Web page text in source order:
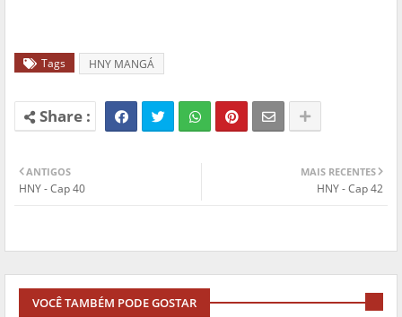
Tags HNY MANGÁ
MAIS RECENTES
HNY - Cap 42
ANTIGOS
HNY - Cap 40
VOCÊ TAMBÉM PODE GOSTAR